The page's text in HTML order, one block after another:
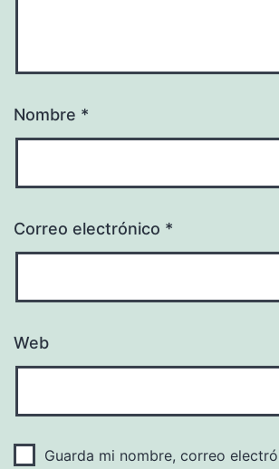
Nombre *
Correo electrónico *
Web
Guarda mi nombre, correo